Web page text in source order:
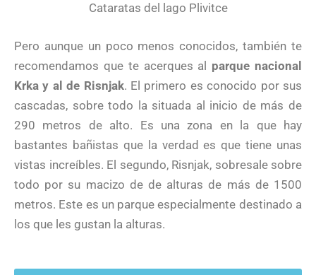
Cataratas del lago Plivitce
Pero aunque un poco menos conocidos, también te
recomendamos que te acerques al parque nacional
Krka y al de Risnjak. El primero es conocido por sus
cascadas, sobre todo la situada al inicio de más de
290 metros de alto. Es una zona en la que hay
bastantes bañistas que la verdad es que tiene unas
vistas increíbles. El segundo, Risnjak, sobresale sobre
todo por su macizo de de alturas de más de 1500
metros. Este es un parque especialmente destinado a
los que les gustan la alturas.